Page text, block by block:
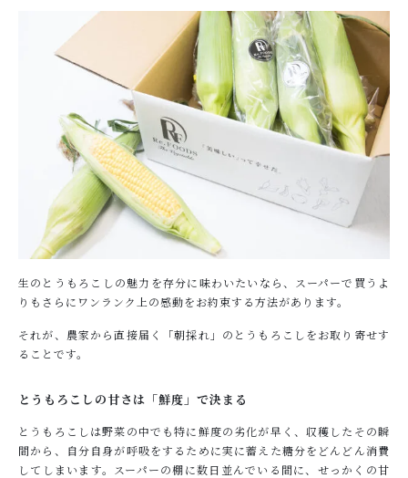
生のとうもろこしの魅力を存分に味わいたいなら、スーパーで買うよ
りもさらにワンランク上の感動をお約束する方法があります。
それが、農家から直接届く「朝採れ」のとうもろこしをお取り寄せす
ることです。
とうもろこしの甘さは「鮮度」で決まる
とうもろこしは野菜の中でも特に鮮度の劣化が早く、収穫したその瞬
間から、自分自身が呼吸をするために実に蓄えた糖分をどんどん消費
してしまいます。スーパーの棚に数日並んでいる間に、せっかくの甘